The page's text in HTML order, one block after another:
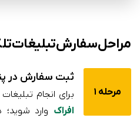
مراحل سفارش تبلیغات
مرحله 1
ثبت سفارش در
برای انجام تبلیغات
افراک وارد